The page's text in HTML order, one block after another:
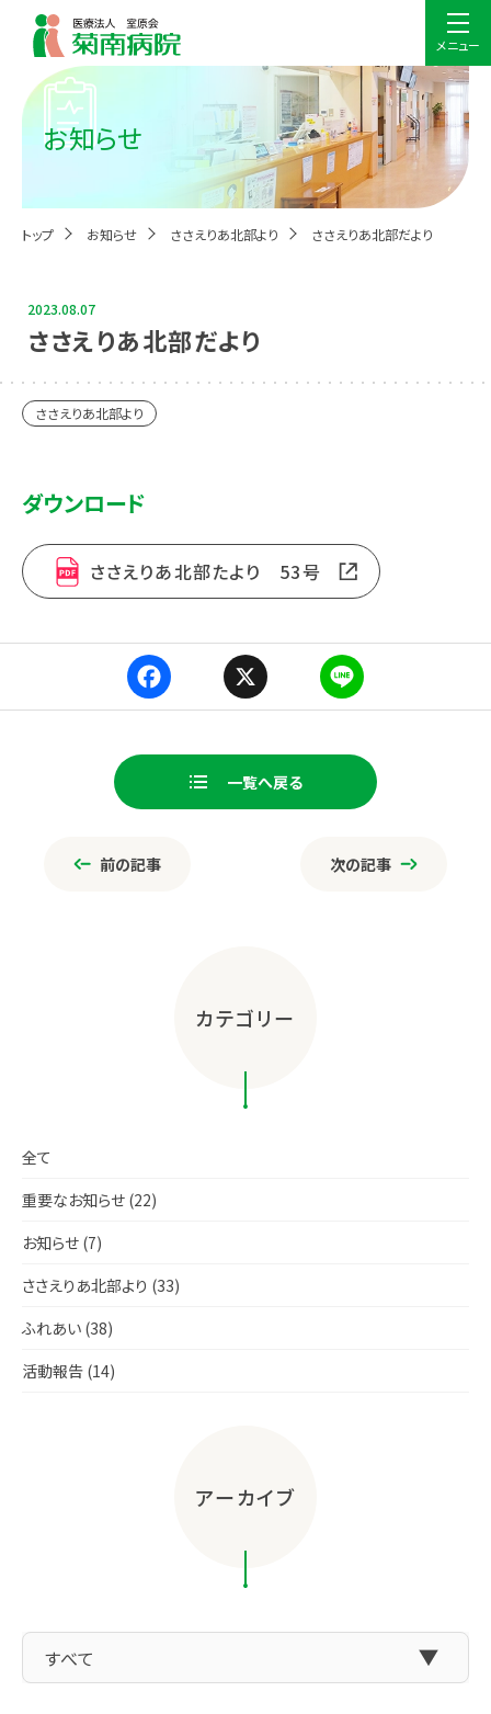
メニュー
お知らせ
トップ お知らせ ささえりあ北部より ささえりあ北部だより
2023.08.07
ささえりあ北部だより
ささえりあ北部より
ダウンロード
ささえりあ北部たより 53号
Fa
ce
bo
ok
X
Li
ne
一覧へ戻る
前の記事 次の記事
カテゴリー
全て
重要なお知らせ (22)
お知らせ (7)
ささえりあ北部より (33)
ふれあい (38)
活動報告 (14)
アーカイブ